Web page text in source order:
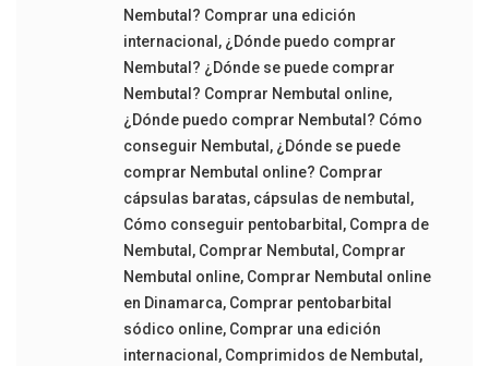
Nembutal? Comprar una edición
internacional , ¿Dónde puedo comprar
Nembutal? ¿Dónde se puede comprar
Nembutal? Comprar Nembutal online,
¿Dónde puedo comprar Nembutal? Cómo
conseguir Nembutal , ¿Dónde se puede
comprar Nembutal online? Comprar
cápsulas baratas, cápsulas de nembutal ,
Cómo conseguir pentobarbital , Compra de
Nembutal , Comprar Nembutal , Comprar
Nembutal online, Comprar Nembutal online
en Dinamarca, Comprar pentobarbital
sódico online, Comprar una edición
internacional , Comprimidos de Nembutal ,